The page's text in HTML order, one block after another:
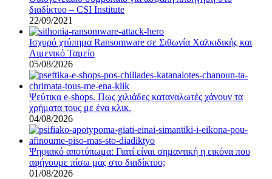
διαδίκτυο – CSI Institute
22/09/2021
Ισχυρό χτύπημα Ransomware σε Σιθωνία Χαλκιδικής και
Λιμενικό Ταμείο
05/08/2026
Ψεύτικα e-shops. Πως χιλιάδες καταναλωτές χάνουν τα
χρήματα τους με ένα κλικ.
04/08/2026
Ψηφιακό αποτύπωμα: Γιατί είναι σημαντική η εικόνα που
αφήνουμε πίσω μας στο διαδίκτυο;
01/08/2026